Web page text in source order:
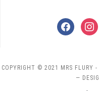
facebook
COPYRIGHT © 2021 MRS FLURY -
—